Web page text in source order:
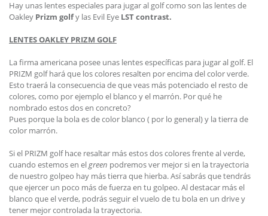
Hay unas lentes especiales para jugar al golf como son las lentes de
Oakley Prizm golfy las Evil Eye LST contrast.
LENTES OAKLEY PRIZM GOLF
La firma americana posee unas lentes específicas para jugar al golf. El
PRIZM golf hará que los colores resalten por encima del color verde.
Esto traerá la consecuencia de que veas más potenciado el resto de
colores, como por ejemplo el blanco y el marrón. Por qué he
nombrado estos dos en concreto?
Pues porque la bola es de color blanco ( por lo general) y la tierra de
color marrón.
Si el PRIZM golf hace resaltar más estos dos colores frente al verde,
cuando estemos en elgreen podremos ver mejor si en la trayectoria
de nuestro golpeo hay más tierra que hierba. Así sabrás que tendrás
que ejercer un poco más de fuerza en tu golpeo. Al destacar más el
blanco que el verde, podrás seguir el vuelo de tu bola en un drive y
tener mejor controlada la trayectoria.